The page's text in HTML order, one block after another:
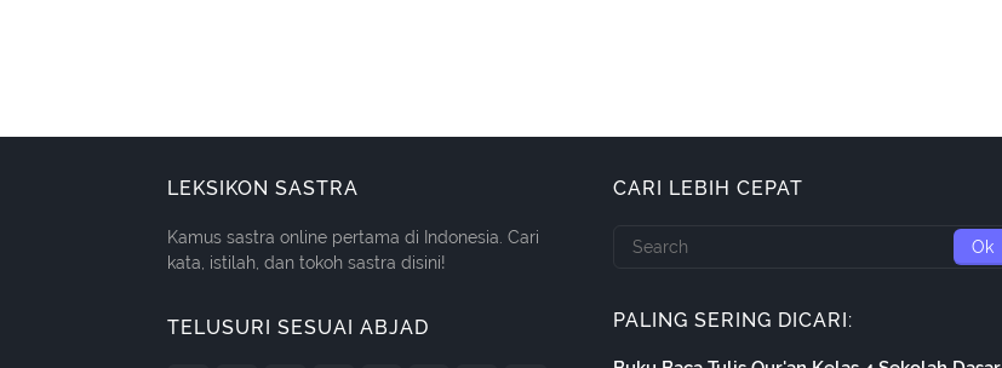
LEKSIKON SASTRA
Kamus sastra online pertama di Indonesia. Cari
kata, istilah, dan tokoh sastra disini!
TELUSURI SESUAI ABJAD
CARI LEBIH CEPAT
PALING SERING DICARI: